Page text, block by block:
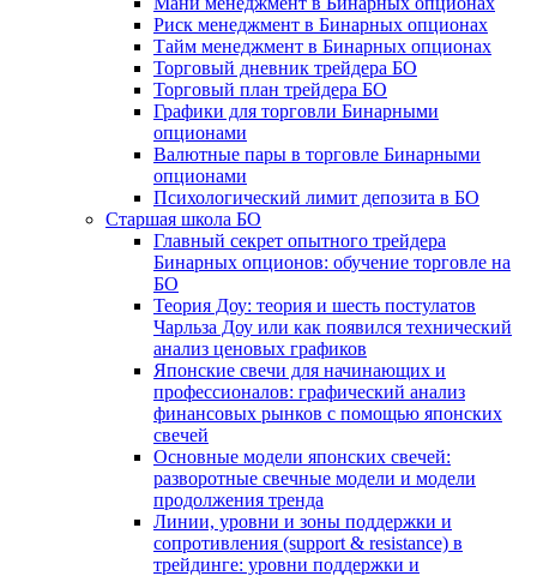
Риск менеджмент в Бинарных опционах
Тайм менеджмент в Бинарных опционах
Торговый дневник трейдера БО
Торговый план трейдера БО
Графики для торговли Бинарными
опционами
Валютные пары в торговле Бинарными
опционами
Психологический лимит депозита в БО
Старшая школа БО
Главный секрет опытного трейдера
Бинарных опционов: обучение торговле на
БО
Теория Доу: теория и шесть постулатов
Чарльза Доу или как появился технический
анализ ценовых графиков
Японские свечи для начинающих и
профессионалов: графический анализ
финансовых рынков с помощью японских
свечей
Основные модели японских свечей:
разворотные свечные модели и модели
продолжения тренда
Линии, уровни и зоны поддержки и
сопротивления (support & resistance) в
трейдинге: уровни поддержки и